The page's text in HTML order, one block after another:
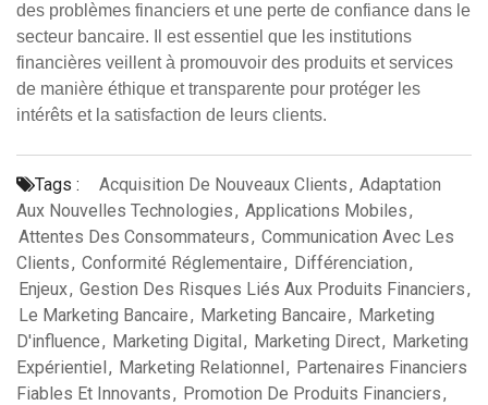
des problèmes financiers et une perte de confiance dans le
secteur bancaire. Il est essentiel que les institutions
financières veillent à promouvoir des produits et services
de manière éthique et transparente pour protéger les
intérêts et la satisfaction de leurs clients.
Tags : Acquisition De Nouveaux Clients, Adaptation
Aux Nouvelles Technologies, Applications Mobiles,
Attentes Des Consommateurs, Communication Avec Les
Clients, Conformité Réglementaire, Différenciation,
Enjeux, Gestion Des Risques Liés Aux Produits Financiers,
Le Marketing Bancaire, Marketing Bancaire, Marketing
D'influence, Marketing Digital, Marketing Direct, Marketing
Expérientiel, Marketing Relationnel, Partenaires Financiers
Fiables Et Innovants, Promotion De Produits Financiers,